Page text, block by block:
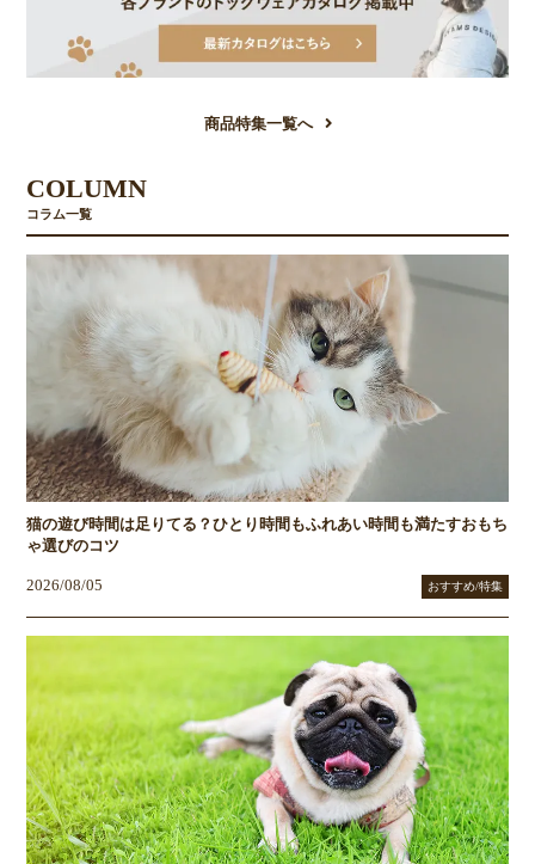
商品特集一覧へ
COLUMN
コラム一覧
猫の遊び時間は足りてる？ひとり時間もふれあい時間も満たすおもち
ゃ選びのコツ
2026/08/05 おすすめ/特集